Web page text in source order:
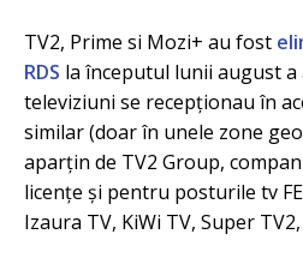
TV2, Prime si Mozi+ au fost
RDS la începutul lunii august
televiziuni se recepționau în
similar (doar în unele zone
aparțin de TV2 Group,
licențe și pentru posturile tv
Izaura TV, KiWi TV, Super